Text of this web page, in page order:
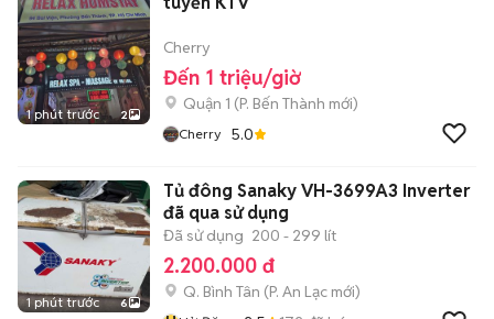
1 phút trước 2
Cherry
Đến 1 triệu/giờ
Quận 1 (P. Bến Thành mới)
Cherry 5.0
1 phút trước 6
Tủ đông Sanaky VH-3699A3 Inverter
đã qua sử dụng
Đã sử dụng 200 - 299 lít
2.200.000 đ
Q. Bình Tân (P. An Lạc mới)